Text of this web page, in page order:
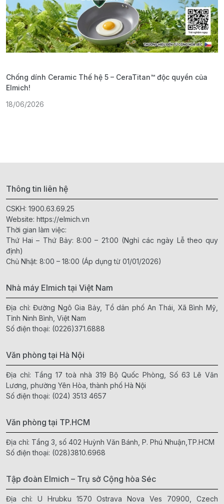
Chống dính Ceramic Thế hệ 5 – CeraTitan™ độc quyền của
Elmich!
18/06/2026
Thông tin liên hệ
CSKH: 1900.63.69.25
Website: https://elmich.vn
Thời gian làm việc:
Thứ Hai – Thứ Bảy: 8:00 – 21:00 (Nghỉ các ngày Lễ theo quy
định)
Chủ Nhật: 8:00 – 18:00 (Áp dụng từ 01/01/2026)
Nhà máy Elmich tại Việt Nam
Địa chỉ: Đường Ngô Gia Bảy, Tổ dân phố An Thái, Xã Bình Mỹ,
Tỉnh Ninh Bình, Việt Nam
Số điện thoại: (0226)371.6888
Văn phòng tại Hà Nội
Địa chỉ: Tầng 17 toà nhà 319 Bộ Quốc Phòng, Số 63 Lê Văn
Lương, phường Yên Hòa, thành phố Hà Nội
Số điện thoại: (024) 3513 4657
Văn phòng tại TP.HCM
Địa chỉ: Tầng 3, số 402 Huỳnh Văn Bánh, P. Phú Nhuận,TP.HCM
Số điện thoại: (028)3810.6968
Tập đoàn Elmich – Trụ sở Cộng hòa Séc
Địa chỉ: U Hrubku 1570 Ostrava Nova Ves 70900, Czech